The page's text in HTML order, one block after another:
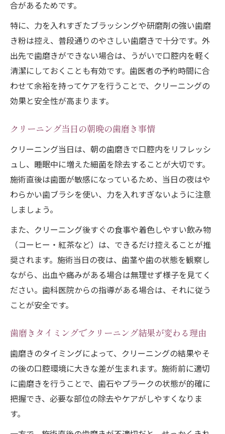
合があるためです。
特に、力を入れすぎたブラッシングや研磨剤の強い歯磨
き粉は控え、普段通りのやさしい歯磨きで十分です。外
出先で歯磨きができない場合は、うがいで口腔内を軽く
清潔にしておくことも有効です。歯医者の予約時間に合
わせて余裕を持ってケアを行うことで、クリーニングの
効果と安全性が高まります。
クリーニング当日の朝晩の歯磨き事情
クリーニング当日は、朝の歯磨きで口腔内をリフレッシ
ュし、睡眠中に増えた細菌を除去することが大切です。
施術直後は歯面が敏感になっているため、当日の夜はや
わらかい歯ブラシを使い、力を入れすぎないように注意
しましょう。
また、クリーニング後すぐの食事や着色しやすい飲み物
（コーヒー・紅茶など）は、できるだけ控えることが推
奨されます。施術当日の夜は、歯茎や歯の状態を観察し
ながら、出血や痛みがある場合は無理せず様子を見てく
ださい。歯科医院からの指導がある場合は、それに従う
ことが安全です。
歯磨きタイミングでクリーニング結果が変わる理由
歯磨きのタイミングによって、クリーニングの結果やそ
の後の口腔環境に大きな差が生まれます。施術前に適切
に歯磨きを行うことで、歯石やプラークの状態が的確に
把握でき、必要な部位の除去やケアがしやすくなりま
す。